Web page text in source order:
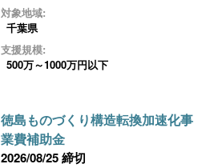
対象地域:
千葉県
支援規模:
500万～1000万円以下
徳島ものづくり構造転換加速化事
業費補助金
2026/08/25 締切